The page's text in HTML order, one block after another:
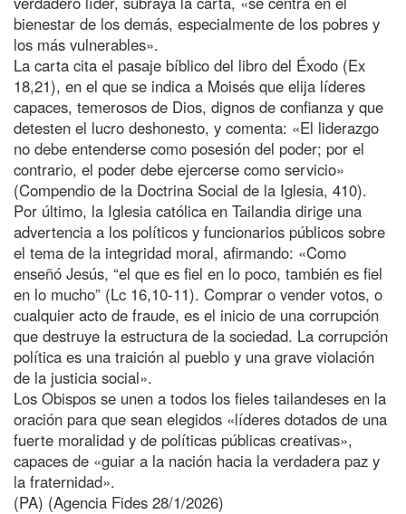
bienestar de los demás, especialmente de los pobres y
los más vulnerables».
La carta cita el pasaje bíblico del libro del Éxodo (Ex
18,21), en el que se indica a Moisés que elija líderes
capaces, temerosos de Dios, dignos de confianza y que
detesten el lucro deshonesto, y comenta: «El liderazgo
no debe entenderse como posesión del poder; por el
contrario, el poder debe ejercerse como servicio»
(Compendio de la Doctrina Social de la Iglesia, 410).
Por último, la Iglesia católica en Tailandia dirige una
advertencia a los políticos y funcionarios públicos sobre
el tema de la integridad moral, afirmando: «Como
enseñó Jesús, “el que es fiel en lo poco, también es fiel
en lo mucho” (Lc 16,10-11). Comprar o vender votos, o
cualquier acto de fraude, es el inicio de una corrupción
que destruye la estructura de la sociedad. La corrupción
política es una traición al pueblo y una grave violación
de la justicia social».
Los Obispos se unen a todos los fieles tailandeses en la
oración para que sean elegidos «líderes dotados de una
fuerte moralidad y de políticas públicas creativas»,
capaces de «guiar a la nación hacia la verdadera paz y
la fraternidad».
(PA) (Agencia Fides 28/1/2026)